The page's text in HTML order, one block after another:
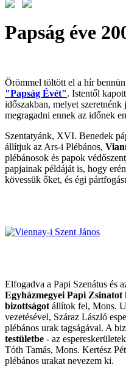
Papság éve
Örömmel töltött el a hír
"Papság Évét". Istentől
időszakban, melyet
megragadni ennek az időnek
Szentatyánk, XVI. Benedek
állítjuk az Ars-i Plébános,
plébánosok és papok
papjainak példáját is, hogy
kövessük őket, és égi
Elfogadva a Papi Szenátus és
Egyházmegyei Papi Zsinatot
bizottságot állítok fel, Mons.
vezetésével, Száraz László
plébános urak tagságával. A
testületbe - az
Tóth Tamás, Mons. Kertész
plébános urakat nevezem ki.